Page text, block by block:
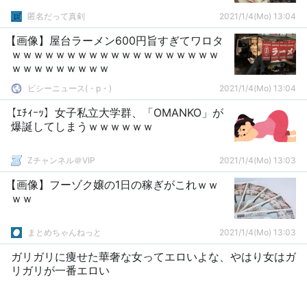
匿名だって真剣 2021/1/4(Mo) 13:04
【画像】屋台ラーメン600円旨すぎてワロタ
ｗｗｗｗｗｗｗｗｗｗｗｗｗｗｗｗｗｗｗ
ｗｗｗｗｗｗｗｗｗ
ピシーニュース(・p・)ゞ 2021/1/4(Mo) 13:04
【ｴﾁｨｰｯ】女子私立大学群、「OMANKO」が
爆誕してしまうｗｗｗｗｗｗ
Zチャンネル＠VIP 2021/1/4(Mo) 13:03
【画像】フーゾク嬢の1日の稼ぎがこれｗｗ
ｗｗ
まとめちゃんねっと 2021/1/4(Mo) 13:03
ガリガリに痩せた華奢な女ってエロいよな、やはり女はガ
リガリが一番エロい